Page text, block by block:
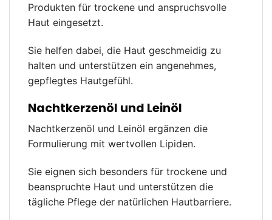
Produkten für trockene und anspruchsvolle
Haut eingesetzt.
Sie helfen dabei, die Haut geschmeidig zu
halten und unterstützen ein angenehmes,
gepflegtes Hautgefühl.
Nachtkerzenöl und Leinöl
Nachtkerzenöl und Leinöl ergänzen die
Formulierung mit wertvollen Lipiden.
Sie eignen sich besonders für trockene und
beanspruchte Haut und unterstützen die
tägliche Pflege der natürlichen Hautbarriere.